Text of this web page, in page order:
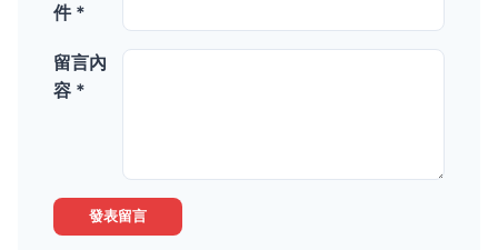
件 *
留言內
容 *
發表留言